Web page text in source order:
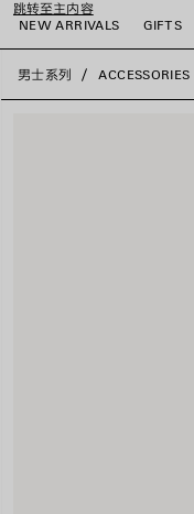
跳转至主内容
NEW ARRIVALS
GIFTS
close the banner
男士系列 ACCESSORIES